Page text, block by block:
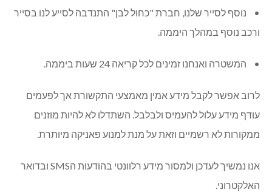
• נוסף לסייר שלנו, חברת "כחול לבן" התנדבה לסייע לנו בסייר
ורכב נוסף במהלך היממה.
• המשטרה ואנחנו זמינים לכל קריאה 24 שעות ביממה.
לרוב אפשר לקבל מידע אמין מאמצעי התקשורת אך לפעמים
עודף מידע עלול להעמיס ולבלבל. השתדלו לא להיות מוזנים
ממקורות לא רשמיים וזאת על מנת למנוע פאניקה מיותרת.
אנו נמשיך לעדכן ולמסור מידע רלוונטי בהודעות הSMS ובדואר
האלקטרוני.